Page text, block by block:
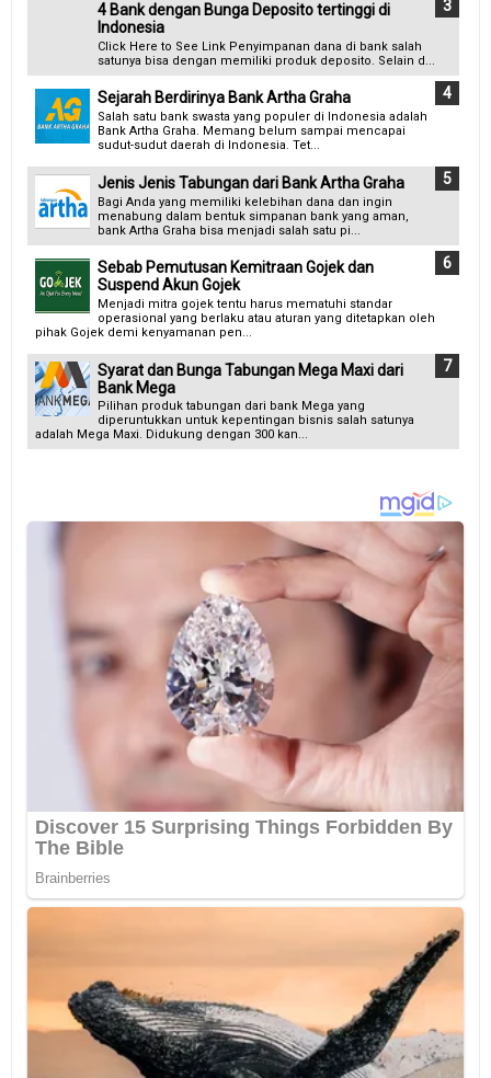
4 Bank dengan Bunga Deposito tertinggi di
Indonesia
Click Here to See Link Penyimpanan dana di bank salah
satunya bisa dengan memiliki produk deposito. Selain d...
Sejarah Berdirinya Bank Artha Graha
Salah satu bank swasta yang populer di Indonesia adalah
Bank Artha Graha. Memang belum sampai mencapai
sudut-sudut daerah di Indonesia. Tet...
Jenis Jenis Tabungan dari Bank Artha Graha
Bagi Anda yang memiliki kelebihan dana dan ingin
menabung dalam bentuk simpanan bank yang aman,
bank Artha Graha bisa menjadi salah satu pi...
Sebab Pemutusan Kemitraan Gojek dan
Suspend Akun Gojek
Menjadi mitra gojek tentu harus mematuhi standar
operasional yang berlaku atau aturan yang ditetapkan oleh
pihak Gojek demi kenyamanan pen...
Syarat dan Bunga Tabungan Mega Maxi dari
Bank Mega
Pilihan produk tabungan dari bank Mega yang
diperuntukkan untuk kepentingan bisnis salah satunya
adalah Mega Maxi. Didukung dengan 300 kan...